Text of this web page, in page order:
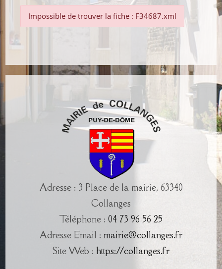
Impossible de trouver la fiche : F34687.xml
Adresse : 3 Place de la mairie, 63340
Collanges
Téléphone : 04 73 96 56 25
Adresse Email : mairie@collanges.fr
Site Web : https://collanges.fr